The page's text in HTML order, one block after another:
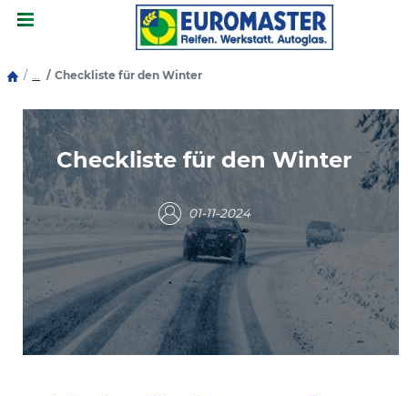
... Checkliste für den Winter
Checkliste für den Winter
01-11-2024